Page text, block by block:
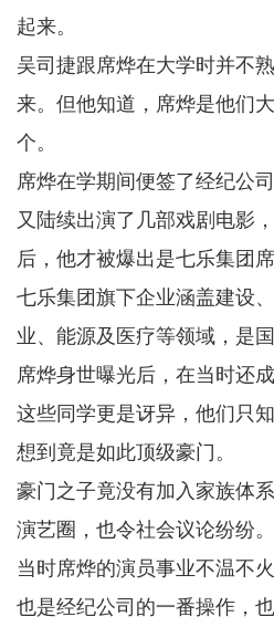
起来。
吴司捷跟席烨在大学时并不
来。但他知道，席烨是他们
个。
席烨在学期间便签了经纪公
又陆续出演了几部戏剧电影
后，他才被爆出是七乐集团席
七乐集团旗下企业涵盖建设
业、能源及医疗等领域，是
席烨身世曝光后，在当时还
这些同学更是讶异，他们只
想到竟是如此顶级豪门。
豪门之子竟没有加入家族体
演艺圈，也令社会议论纷纷。
当时席烨的演员事业不温不
也是经纪公司的一番操作，